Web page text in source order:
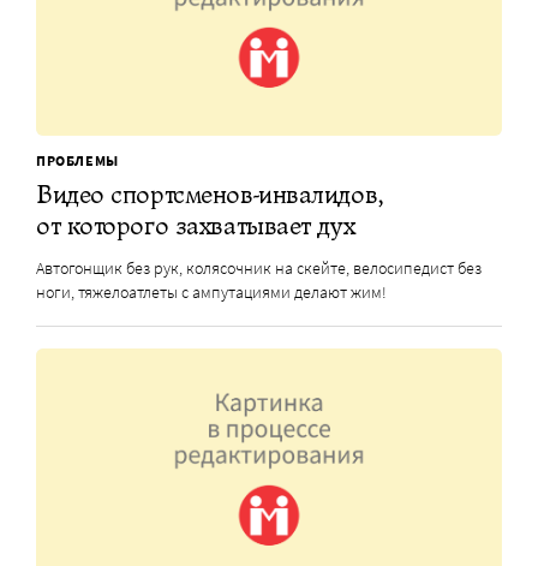
ПРОБЛЕМЫ
Видео спортсменов-инвалидов,
от которого захватывает дух
Автогонщик без рук, колясочник на скейте, велосипедист без
ноги, тяжелоатлеты с ампутациями делают жим!